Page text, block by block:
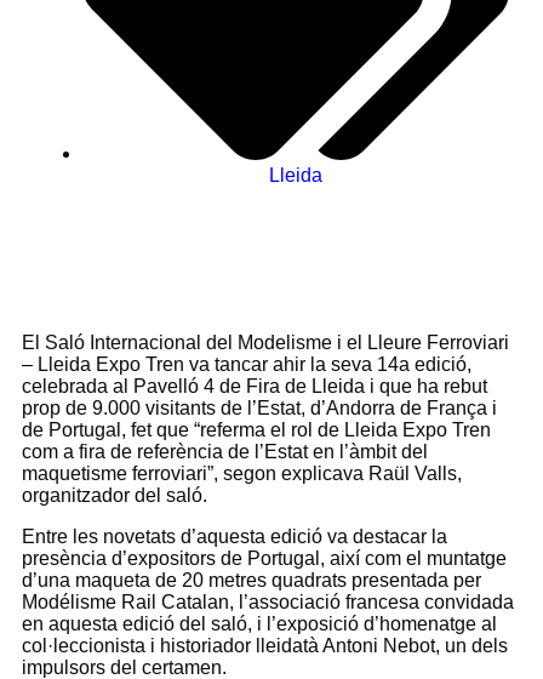
Lleida
El Saló Internacional del Modelisme i el Lleure Ferroviari
– Lleida Expo Tren va tancar ahir la seva 14a edició,
celebrada al Pavelló 4 de Fira de Lleida i que ha rebut
prop de 9.000 visitants de l’Estat, d’Andorra de França i
de Portugal, fet que “referma el rol de Lleida Expo Tren
com a fira de referència de l’Estat en l’àmbit del
maquetisme ferroviari”, segon explicava Raül Valls,
organitzador del saló.
Entre les novetats d’aquesta edició va destacar la
presència d’expositors de Portugal, així com el muntatge
d’una maqueta de 20 metres quadrats presentada per
Modélisme Rail Catalan, l’associació francesa convidada
en aquesta edició del saló, i l’exposició d’homenatge al
col·leccionista i historiador lleidatà Antoni Nebot, un dels
impulsors del certamen.